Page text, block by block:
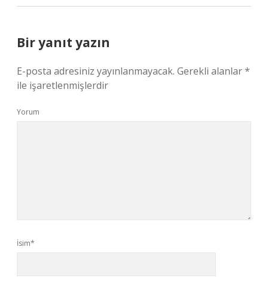
Bir yanıt yazın
E-posta adresiniz yayınlanmayacak. Gerekli alanlar*
ile işaretlenmişlerdir
Yorum
İsim*